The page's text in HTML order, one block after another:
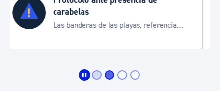
Semana Grande 2026
Cortes de tráfico y servicios especiales
de transporte